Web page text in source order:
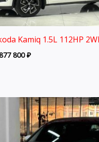
Kamiq 1.5L 112HP
800₽